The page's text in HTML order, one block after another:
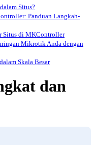
Situs?
Panduan Langkah-
Situs di MKController
Mikrotik Anda dengan
Skala Besar
dan